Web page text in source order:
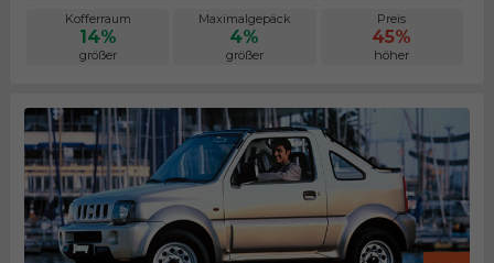
Kofferraum
14%
größer
Maximalgepäck
4%
größer
Preis
45%
höher